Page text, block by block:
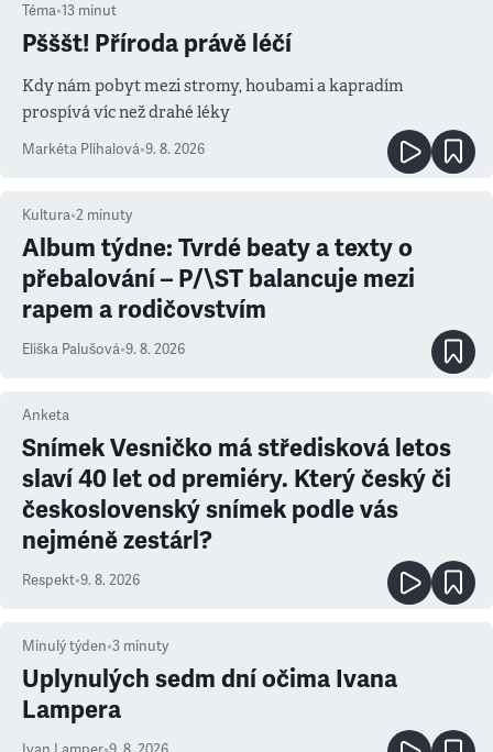
Téma•13 minut
Pšššt! Příroda právě léčí
Kdy nám pobyt mezi stromy, houbami a kapradím
prospívá víc než drahé léky
Markéta Plíhalová•9. 8. 2026
Kultura•2 minuty
Album týdne: Tvrdé beaty a texty o
přebalování – P/\ST balancuje mezi
rapem a rodičovstvím
Eliška Palušová•9. 8. 2026
Anketa
Snímek Vesničko má středisková letos
slaví 40 let od premiéry. Který český či
československý snímek podle vás
nejméně zestárl?
Respekt•9. 8. 2026
Minulý týden•3 minuty
Uplynulých sedm dní očima Ivana
Lampera